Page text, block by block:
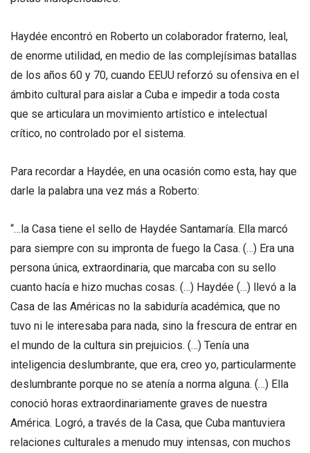
Haydée encontró en Roberto un colaborador fraterno, leal,
de enorme utilidad, en medio de las complejísimas batallas
de los años 60 y 70, cuando EEUU reforzó su ofensiva en el
ámbito cultural para aislar a Cuba e impedir a toda costa
que se articulara un movimiento artístico e intelectual
crítico, no controlado por el sistema.
Para recordar a Haydée, en una ocasión como esta, hay que
darle la palabra una vez más a Roberto:
“…la Casa tiene el sello de Haydée Santamaría. Ella marcó
para siempre con su impronta de fuego la Casa. (…) Era una
persona única, extraordinaria, que marcaba con su sello
cuanto hacía e hizo muchas cosas. (…) Haydée (…) llevó a la
Casa de las Américas no la sabiduría académica, que no
tuvo ni le interesaba para nada, sino la frescura de entrar en
el mundo de la cultura sin prejuicios. (…) Tenía una
inteligencia deslumbrante, que era, creo yo, particularmente
deslumbrante porque no se atenía a norma alguna. (…) Ella
conoció horas extraordinariamente graves de nuestra
América. Logró, a través de la Casa, que Cuba mantuviera
relaciones culturales a menudo muy intensas, con muchos